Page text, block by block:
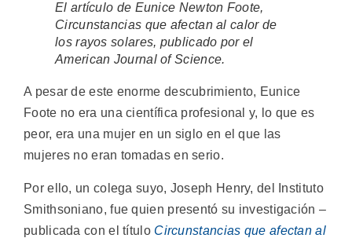
El artículo de Eunice Newton Foote,
Circunstancias que afectan al calor de
los rayos solares, publicado por el
American Journal of Science.
A pesar de este enorme descubrimiento, Eunice
Foote no era una científica profesional y, lo que es
peor, era una mujer en un siglo en el que las
mujeres no eran tomadas en serio.
Por ello, un colega suyo, Joseph Henry, del Instituto
Smithsoniano, fue quien presentó su investigación –
publicada con el título Circunstancias que afectan al